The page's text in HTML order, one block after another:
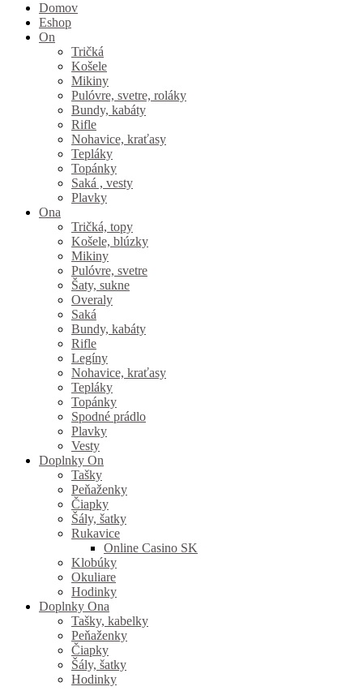
Domov
Eshop
On
Tričká
Košele
Mikiny
Pulóvre, svetre, roláky
Bundy, kabáty
Rifle
Nohavice, kraťasy
Tepláky
Topánky
Saká , vesty
Plavky
Ona
Tričká, topy
Košele, blúzky
Mikiny
Pulóvre, svetre
Šaty, sukne
Overaly
Saká
Bundy, kabáty
Rifle
Legíny
Nohavice, kraťasy
Tepláky
Topánky
Spodné prádlo
Plavky
Vesty
Doplnky On
Tašky
Peňaženky
Čiapky
Šály, šatky
Rukavice
Online Casino SK
Klobúky
Okuliare
Hodinky
Doplnky Ona
Tašky, kabelky
Peňaženky
Čiapky
Šály, šatky
Hodinky